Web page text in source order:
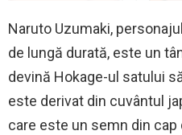
Naruto Uzumaki,
de lungă durată, este un
devină Hokage-ul satului
este derivat din cuvântul
care este un semn din